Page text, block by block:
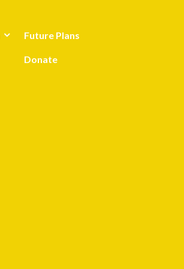
Future Plans
Donate